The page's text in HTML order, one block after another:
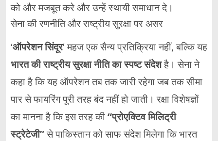
कोऔरमजबूतकरेऔरउन्हेंस्थायीसमाधानदे।
सेनाकीरणनीतिऔरराष्ट्रीयसुरक्षापर असर
‘ऑपरेशनसिंदूर’महजएकसैन्यप्रतिक्रियानहीं,बल्कियह
भारतकीराष्ट्रीयसुरक्षानीतिकास्पष्टसंदेशहै।सेनाने
कहाहैकियहऑपरेशनतबतकजारीरहेगाजबतकसीमा
पारसेफायरिंगपूरीतरहबंदनहींहोजाती।रक्षाविशेषज्ञों
कामाननाहैकिइसतरहकी“प्रोएक्टिवमिलिट्री
स्ट्रेटेजी”सेपाकिस्तानकोसाफसंदेशमिलेगाकिभारत